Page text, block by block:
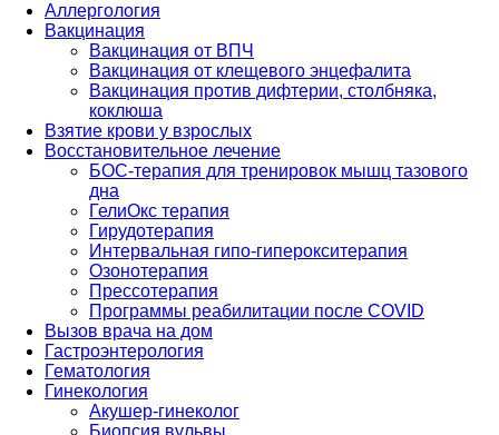
Аллергология
Вакцинация
Вакцинация от ВПЧ
Вакцинация от клещевого энцефалита
Вакцинация против дифтерии, столбняка,
коклюша
Взятие крови у взрослых
Восстановительное лечение
БОС-терапия для тренировок мышц тазового
дна
ГелиОкс терапия
Гирудотерапия
Интервальная гипо-гиперокситерапия
Озонотерапия
Прессотерапия
Программы реабилитации после СOVID
Вызов врача на дом
Гастроэнтерология
Гематология
Гинекология
Акушер-гинеколог